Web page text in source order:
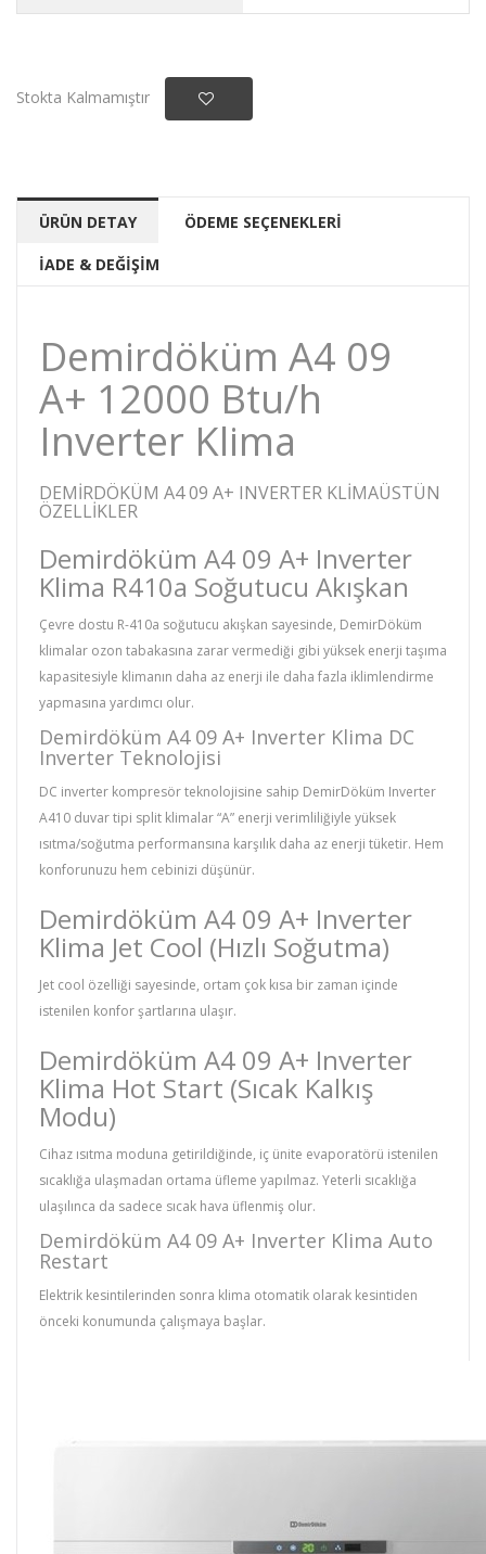
Stokta Kalmamıştır
ÜRÜN DETAY ÖDEME SEÇENEKLERİ
İADE & DEĞİŞİM
Demirdöküm A4 09
A+ 12000 Btu/h
Inverter Klima
DEMIRDÖKÜM A4 09 A+ INVERTER KLIMAÜSTÜN
ÖZELLIKLER
Demirdöküm A4 09 A+ Inverter
Klima R410a Soğutucu Akışkan
Çevre dostu R-410a soğutucu akışkan sayesinde, DemirDöküm
klimalar ozon tabakasına zarar vermediği gibi yüksek enerji taşıma
kapasitesiyle klimanın daha az enerji ile daha fazla iklimlendirme
yapmasına yardımcı olur.
Demirdöküm A4 09 A+ Inverter Klima DC
Inverter Teknolojisi
DC inverter kompresör teknolojisine sahip DemirDöküm Inverter
A410 duvar tipi split klimalar “A” enerji verimliliğiyle yüksek
ısıtma/soğutma performansına karşılık daha az enerji tüketir. Hem
konforunuzu hem cebinizi düşünür.
Demirdöküm A4 09 A+ Inverter
Klima Jet Cool (Hızlı Soğutma)
Jet cool özelliği sayesinde, ortam çok kısa bir zaman içinde
istenilen konfor şartlarına ulaşır.
Demirdöküm A4 09 A+ Inverter
Klima Hot Start (Sıcak Kalkış
Modu)
Cihaz ısıtma moduna getirildiğinde, iç ünite evaporatörü istenilen
sıcaklığa ulaşmadan ortama üfleme yapılmaz. Yeterli sıcaklığa
ulaşılınca da sadece sıcak hava üflenmiş olur.
Demirdöküm A4 09 A+ Inverter Klima Auto
Restart
Elektrik kesintilerinden sonra klima otomatik olarak kesintiden
önceki konumunda çalışmaya başlar.